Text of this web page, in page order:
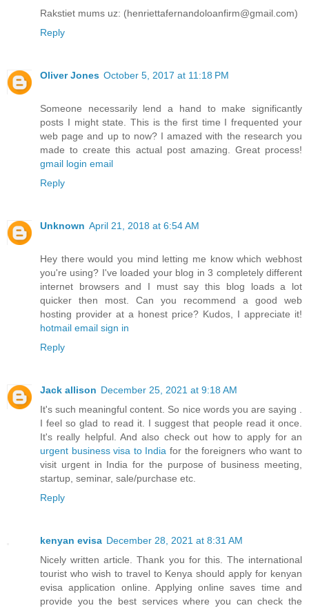
Rakstiet mums uz: (henriettafernandoloanfirm@gmail.com)
Reply
Oliver Jones October 5, 2017 at 11:18 PM
Someone necessarily lend a hand to make significantly
posts I might state. This is the first time I frequented your
web page and up to now? I amazed with the research you
made to create this actual post amazing. Great process!
gmail login email
Reply
Unknown April 21, 2018 at 6:54 AM
Hey there would you mind letting me know which webhost
you're using? I've loaded your blog in 3 completely different
internet browsers and I must say this blog loads a lot
quicker then most. Can you recommend a good web
hosting provider at a honest price? Kudos, I appreciate it!
hotmail email sign in
Reply
Jack allison December 25, 2021 at 9:18 AM
It's such meaningful content. So nice words you are saying .
I feel so glad to read it. I suggest that people read it once.
It's really helpful. And also check out how to apply for an
urgent business visa to India for the foreigners who want to
visit urgent in India for the purpose of business meeting,
startup, seminar, sale/purchase etc.
Reply
kenyan evisa December 28, 2021 at 8:31 AM
Nicely written article. Thank you for this. The international
tourist who wish to travel to Kenya should apply for kenyan
evisa application online. Applying online saves time and
provide you the best services where you can check the